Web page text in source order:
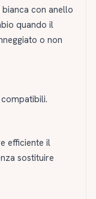
bianca con anello
quando il
o non
efficiente il
sostituire